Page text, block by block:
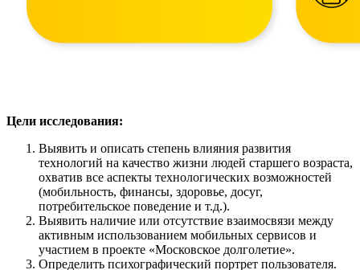
Цели исследования:
Выявить и описать степень влияния развития
технологий на качество жизни людей старшего возраста,
охватив все аспекты технологических возможностей
(мобильность, финансы, здоровье, досуг,
потребительское поведение и т.д.).
Выявить наличие или отсутствие взаимосвязи между
активным использованием мобильных сервисов и
участием в проекте «Московское долголетие».
Определить психографический портрет пользователя.